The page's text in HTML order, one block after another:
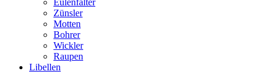
Eulenfalter
Zünsler
Motten
Bohrer
Wickler
Raupen
Libellen